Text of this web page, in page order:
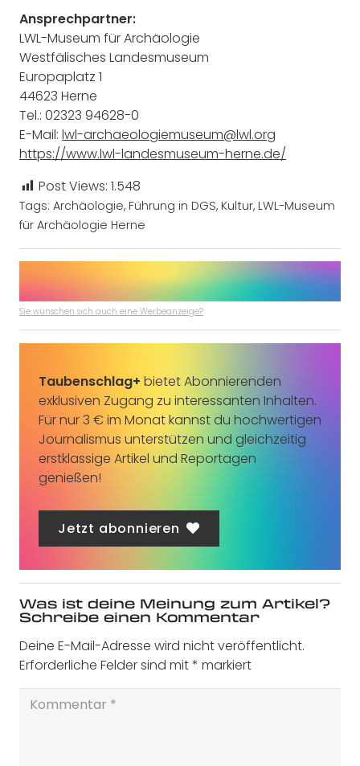
Ansprechpartner:
LWL-Museum für Archäologie
Westfälisches Landesmuseum
Europaplatz 1
44623 Herne
Tel.: 02323 94628-0
E-Mail: lwl-archaeologiemuseum@lwl.org
https://www.lwl-landesmuseum-herne.de/
Post Views: 1.548
Tags: Archäologie, Führung in DGS, Kultur, LWL-Museum
für Archäologie Herne
Sie wünschen sich auch eine Werbeanzeige?
Taubenschlag+ bietet Abonnierenden
exklusiven Zugang zu interessanten Inhalten.
Für nur 3 € im Monat kannst du hochwertigen
Journalismus unterstützen und gleichzeitig
erstklassige Artikel und Reportagen
genießen!
Jetzt abonnieren
Was ist deine Meinung zum Artikel?
Schreibe einen Kommentar
Deine E-Mail-Adresse wird nicht veröffentlicht.
Erforderliche Felder sind mit* markiert